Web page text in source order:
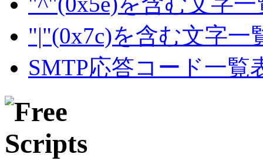
"|"(0x7c)を含む文字一
SMTP応答コード一覧